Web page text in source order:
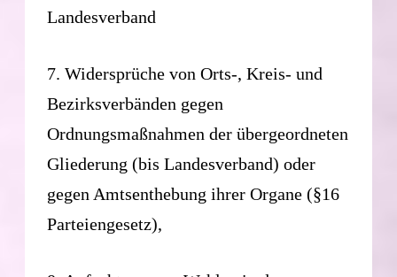
Landesverband
7. Widersprüche von Orts-, Kreis- und
Bezirksverbänden gegen
Ordnungsmaßnahmen der übergeordneten
Gliederung (bis Landesverband) oder
gegen Amtsenthebung ihrer Organe (§16
Parteiengesetz),